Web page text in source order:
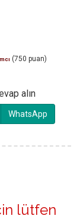
(750 puan)
alın
WhatsApp
lütfen